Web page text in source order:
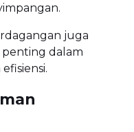
juga
penting dalam